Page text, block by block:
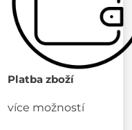
Platba zboží
více možností